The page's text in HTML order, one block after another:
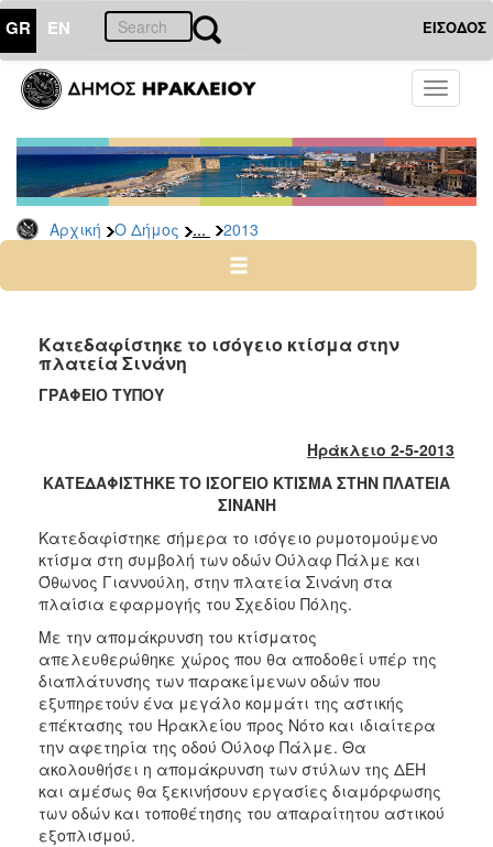
GR EN ΕΙΣΟΔΟΣ
Toggle
Αρχική Ο Δήμος ... 2013
ΔΗΜΟΣ
Δελτία
Τύπου
Αρχείο
2026
2024
2022
2021
2018
2017
2016
2015
2012
2011
2010
2006
Κατεδαφίστηκε το ισόγειο κτίσμα στην
πλατεία Σινάνη
ΓΡΑΦΕΙΟ ΤΥΠΟΥ
Ηράκλειο 2-5-2013
ΚΑΤΕΔΑΦΙΣΤΗΚΕ ΤΟ ΙΣΟΓΕΙΟ ΚΤΙΣΜΑ ΣΤΗΝ ΠΛΑΤΕΙΑ
ΣΙΝΑΝΗ
Κατεδαφίστηκε σήμερα το ισόγειο ρυμοτομούμενο
κτίσμα στη συμβολή των οδών Ούλαφ Πάλμε και
Όθωνος Γιαννούλη, στην πλατεία Σινάνη στα
πλαίσια εφαρμογής του Σχεδίου Πόλης.
Με την απομάκρυνση του κτίσματος
απελευθερώθηκε χώρος που θα αποδοθεί υπέρ της
διαπλάτυνσης των παρακείμενων οδών που
εξυπηρετούν ένα μεγάλο κομμάτι της αστικής
επέκτασης του Ηρακλείου προς Νότο και ιδιαίτερα
την αφετηρία της οδού Ούλοφ Πάλμε. Θα
ακολουθήσει η απομάκρυνση των στύλων της ΔΕΗ
και αμέσως θα ξεκινήσουν εργασίες διαμόρφωσης
των οδών και τοποθέτησης του απαραίτητου αστικού
εξοπλισμού.